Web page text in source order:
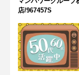
店/967457S